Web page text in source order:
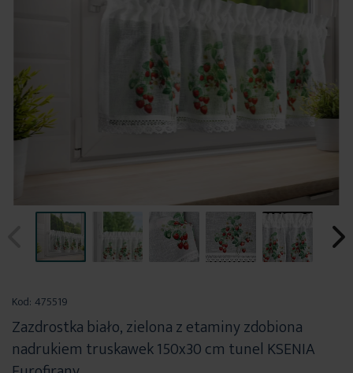
początek
galerii
Kod: 475519
Zazdrostka biało, zielona z etaminy zdobiona
nadrukiem truskawek 150x30 cm tunel KSENIA